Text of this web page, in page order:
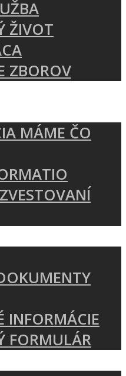
ŽIVOT
ZBOROV
MÁME ČO
INFORMÁCIE
FORMULÁR